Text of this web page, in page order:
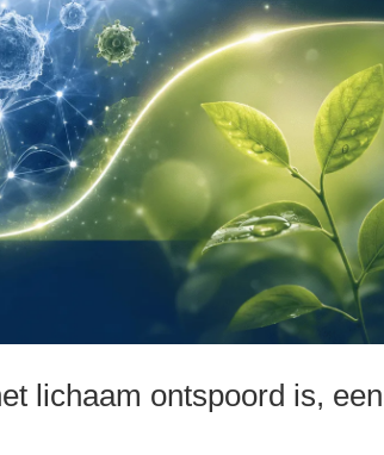
lichaam ontspoord is, een